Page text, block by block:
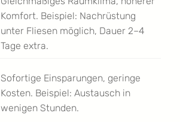
Komfort. Beispiel: Nachrüstung
unter Fliesen möglich, Dauer 2–4
Tage extra.
Sofortige Einsparungen, geringe
Kosten. Beispiel: Austausch in
wenigen Stunden.